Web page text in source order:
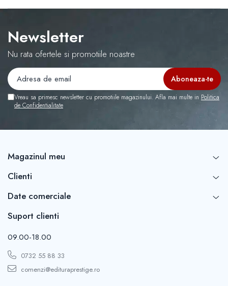
Newsletter
Nu rata ofertele si promotiile noastre
Vreau sa primesc newsletter cu promotiile magazinului. Afla mai multe in Politica
de Confidentialitate
Magazinul meu
Clienti
Date comerciale
Suport clienti
09.00-18.00
0732 55 88 33
comenzi@edituraprestige.ro